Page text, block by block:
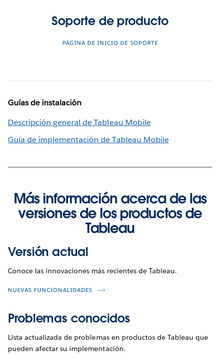
Soporte de producto
PÁGINA DE INICIO DE SOPORTE
Guías de instalación
Descripción general de Tableau Mobile
Guía de implementación de Tableau Mobile
Más información acerca de las
versiones de los productos de
Tableau
Versión actual
Conoce las innovaciones más recientes de Tableau.
NUEVAS FUNCIONALIDADES
Problemas conocidos
Lista actualizada de problemas en productos de Tableau que
pueden afectar su implementación.